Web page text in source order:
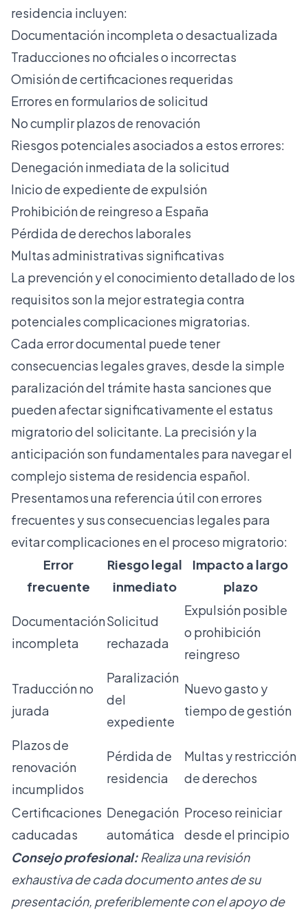
residencia incluyen:
Documentación incompleta o desactualizada
Traducciones no oficiales o incorrectas
Omisión de certificaciones requeridas
Errores en formularios de solicitud
No cumplir plazos de renovación
Riesgos potenciales asociados a estos errores:
Denegación inmediata de la solicitud
Inicio de expediente de expulsión
Prohibición de reingreso a España
Pérdida de derechos laborales
Multas administrativas significativas
La prevención y el conocimiento detallado de los
requisitos son la mejor estrategia contra
potenciales complicaciones migratorias.
Cada error documental puede tener
consecuencias legales graves, desde la simple
paralización del trámite hasta sanciones que
pueden afectar significativamente el estatus
migratorio del solicitante. La precisión y la
anticipación son fundamentales para navegar el
complejo sistema de residencia español.
Presentamos una referencia útil con errores
frecuentes y sus consecuencias legales para
evitar complicaciones en el proceso migratorio:
Error
frecuente
Riesgo legal
inmediato
Impacto a largo
plazo
Documentación
incompleta
Solicitud
rechazada
Expulsión posible
o prohibición
reingreso
Traducción no
jurada
Paralización
del
expediente
Nuevo gasto y
tiempo de gestión
Plazos de
renovación
incumplidos
Pérdida de
residencia
Multas y restricción
de derechos
Certificaciones
caducadas
Denegación
automática
Proceso reiniciar
desde el principio
Consejo profesional: Realiza una revisión
exhaustiva de cada documento antes de su
presentación, preferiblemente con el apoyo de